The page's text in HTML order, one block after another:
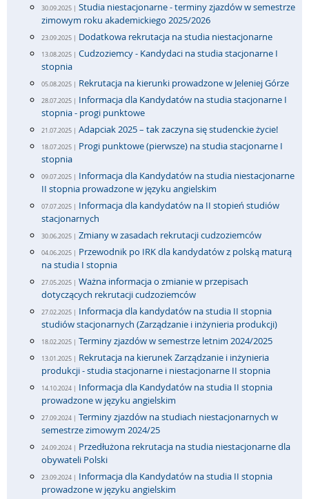
30.09.2025 | Studia niestacjonarne - terminy zjazdów w semestrze
zimowym roku akademickiego 2025/2026
23.09.2025 | Dodatkowa rekrutacja na studia niestacjonarne
13.08.2025 | Cudzoziemcy - Kandydaci na studia stacjonarne I
stopnia
05.08.2025 | Rekrutacja na kierunki prowadzone w Jeleniej Górze
28.07.2025 | Informacja dla Kandydatów na studia stacjonarne I
stopnia - progi punktowe
21.07.2025 | Adapciak 2025 – tak zaczyna się studenckie życie!
18.07.2025 | Progi punktowe (pierwsze) na studia stacjonarne I
stopnia
09.07.2025 | Informacja dla Kandydatów na studia niestacjonarne
II stopnia prowadzone w języku angielskim
07.07.2025 | Informacja dla kandydatów na II stopień studiów
stacjonarnych
30.06.2025 | Zmiany w zasadach rekrutacji cudzoziemców
04.06.2025 | Przewodnik po IRK dla kandydatów z polską maturą
na studia I stopnia
27.05.2025 | Ważna informacja o zmianie w przepisach
dotyczących rekrutacji cudzoziemców
27.02.2025 | Informacja dla kandydatów na studia II stopnia
studiów stacjonarnych (Zarządzanie i inżynieria produkcji)
18.02.2025 | Terminy zjazdów w semestrze letnim 2024/2025
13.01.2025 | Rekrutacja na kierunek Zarządzanie i inżynieria
produkcji - studia stacjonarne i niestacjonarne II stopnia
14.10.2024 | Informacja dla Kandydatów na studia II stopnia
prowadzone w języku angielskim
27.09.2024 | Terminy zjazdów na studiach niestacjonarnych w
semestrze zimowym 2024/25
24.09.2024 | Przedłużona rekrutacja na studia niestacjonarne dla
obywateli Polski
23.09.2024 | Informacja dla Kandydatów na studia II stopnia
prowadzone w języku angielskim